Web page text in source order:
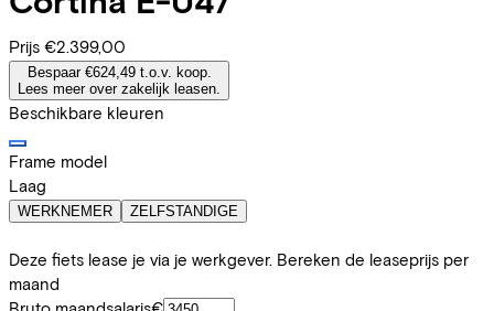
Prijs €2.399,00
Bespaar €624,49 t.o.v. koop.
Lees meer over zakelijk leasen.
Beschikbare kleuren
Frame model
Laag
WERKNEMER ZELFSTANDIGE
Deze fiets lease je via je werkgever. Bereken de leaseprijs per
maand